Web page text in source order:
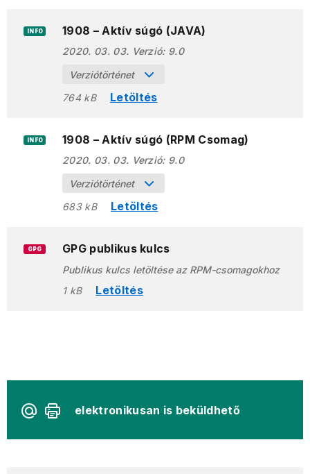
INFO 1908 – Aktív súgó (JAVA)
2020. 03. 03. Verzió: 9.0
Verziótörténet
764 kB
Letöltés
INFO 1908 – Aktív súgó (RPM Csomag)
2020. 03. 03. Verzió: 9.0
Verziótörténet
683 kB
Letöltés
GPG GPG publikus kulcs
Publikus kulcs letöltése az RPM-csomagokhoz
1 kB
Letöltés
elektronikusan is beküldhető